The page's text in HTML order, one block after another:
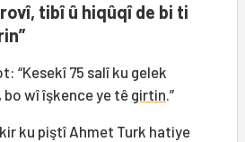
tibî û hiqûqî de bi ti
“Kesekî 75 salî ku gelek
bo wî îşkence ye tê girtin.”
ku piştî Ahmet Turk hatiye